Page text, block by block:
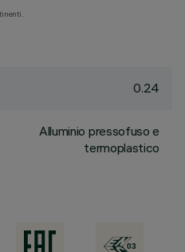
0.24
Alluminio pressofuso e
termoplastico